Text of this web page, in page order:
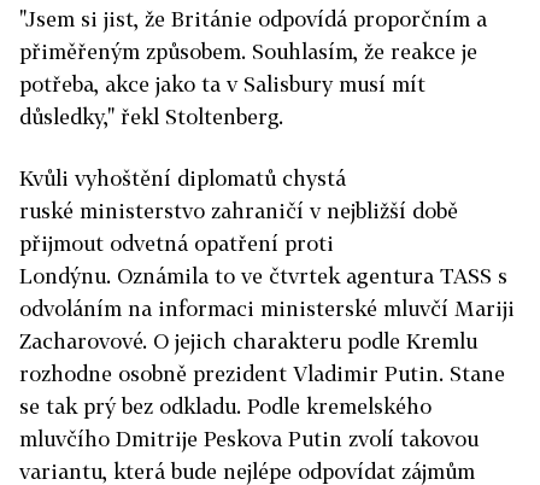
"Jsem si jist, že Británie odpovídá proporčním a
přiměřeným způsobem. Souhlasím, že reakce je
potřeba, akce jako ta v Salisbury musí mít
důsledky," řekl Stoltenberg.
Kvůli vyhoštění diplomatů chystá
ruské ministerstvo zahraničí v nejbližší době
přijmout odvetná opatření proti
Londýnu. Oznámila to ve čtvrtek agentura TASS s
odvoláním na informaci ministerské mluvčí Mariji
Zacharovové. O jejich charakteru podle Kremlu
rozhodne osobně prezident Vladimir Putin. Stane
se tak prý bez odkladu. Podle kremelského
mluvčího Dmitrije Peskova Putin zvolí takovou
variantu, která bude nejlépe odpovídat zájmům